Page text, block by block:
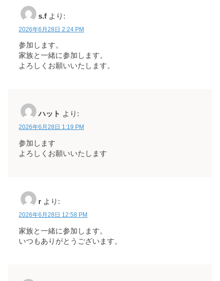
s.f より:
2026年6月28日 2:24 PM
参加します。
家族と一緒に参加します。
よろしくお願いいたします。
ハット より:
2026年6月28日 1:19 PM
参加します
よろしくお願いいたします
r より:
2026年6月28日 12:58 PM
家族と一緒に参加します。
いつもありがとうございます。